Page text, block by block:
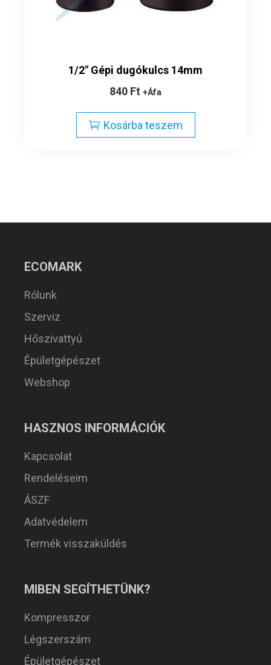
1/2″ Gépi dugókulcs 14mm
840 Ft +Áfa
Kosárba teszem
ECOMARK
Rólunk
Szerviz
Hőszivattyú
Épületgépészet
Webshop
HASZNOS INFORMÁCIÓK
Kapcsolat
Rendeléseim
ÁSZF
Adatvédelem
Termék visszaküldés
MIBEN SEGÍTHETÜNK?
Kompresszor
Légszerszám
Épületgépészet